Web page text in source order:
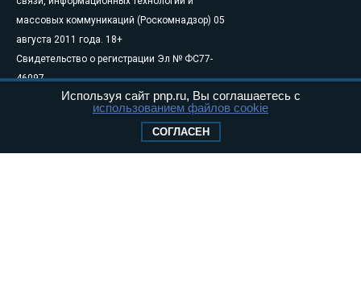
массовых коммуникаций (Роскомнадзор) 05
августа 2011 года. 18+
Свидетельство о регистрации Эл № ФС77-
46097
Учредитель — АНО «Парламентская газета»
Исполняющий обязанности главного
Тел.: +7 (495) 637–69–79 E-mail:pg@pnp.ru
Используя сайт pnp.ru, Вы соглашаетесь с
использованием файлов cookie
СОГЛАСЕН